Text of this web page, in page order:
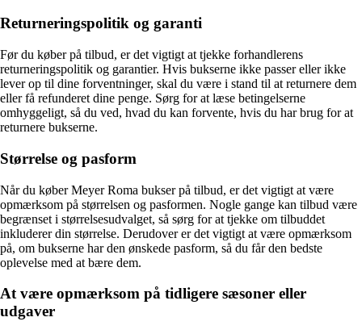
Returneringspolitik og garanti
Før du køber på tilbud, er det vigtigt at tjekke forhandlerens
returneringspolitik og garantier. Hvis bukserne ikke passer eller ikke
lever op til dine forventninger, skal du være i stand til at returnere dem
eller få refunderet dine penge. Sørg for at læse betingelserne
omhyggeligt, så du ved, hvad du kan forvente, hvis du har brug for at
returnere bukserne.
Størrelse og pasform
Når du køber Meyer Roma bukser på tilbud, er det vigtigt at være
opmærksom på størrelsen og pasformen. Nogle gange kan tilbud være
begrænset i størrelsesudvalget, så sørg for at tjekke om tilbuddet
inkluderer din størrelse. Derudover er det vigtigt at være opmærksom
på, om bukserne har den ønskede pasform, så du får den bedste
oplevelse med at bære dem.
At være opmærksom på tidligere sæsoner eller
udgaver